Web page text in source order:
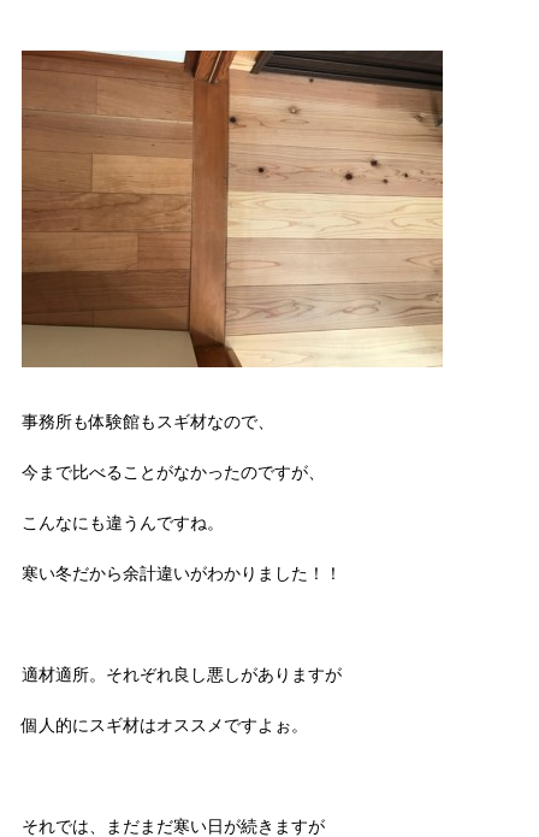
事務所も体験館もスギ材なので、
今まで比べることがなかったのですが、
こんなにも違うんですね。
寒い冬だから余計違いがわかりました！！
適材適所。それぞれ良し悪しがありますが
個人的にスギ材はオススメですよぉ。
それでは、まだまだ寒い日が続きますが